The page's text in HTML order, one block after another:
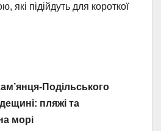
які підійдуть для короткої
Подільського
пляжі та
морі